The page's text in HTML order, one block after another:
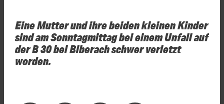
Eine Mutter und ihre beiden kleinen Kinder
sind am Sonntagmittag bei einem Unfall auf
der B 30 bei Biberach schwer verletzt
worden.